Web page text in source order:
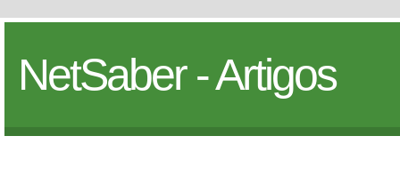
NetSaber - Artigos